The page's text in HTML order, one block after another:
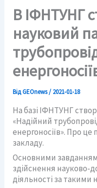
В ІФНТУНГ
науковий
ВідGEOnews/ 2021-01-18
На базі ІФНТУНГ
«Надійний
енергоносіїв». Про це
закладу.
Основними
здійснення науково-
діяльності за